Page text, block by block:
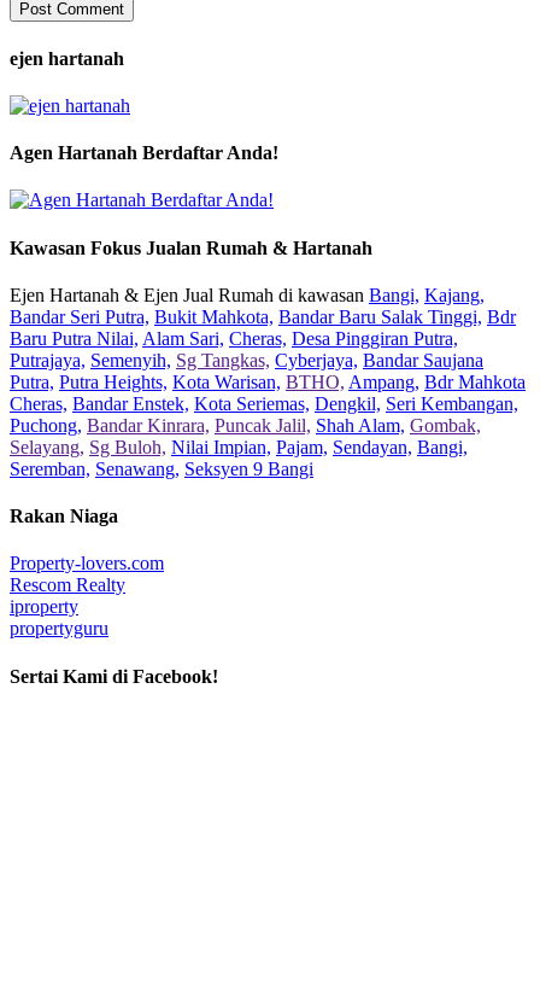
ejen hartanah
Agen Hartanah Berdaftar Anda!
Kawasan Fokus Jualan Rumah & Hartanah
Ejen Hartanah & Ejen Jual Rumah di kawasan Bangi, Kajang,
Bandar Seri Putra, Bukit Mahkota, Bandar Baru Salak Tinggi, Bdr
Baru Putra Nilai, Alam Sari, Cheras, Desa Pinggiran Putra,
Putrajaya, Semenyih, Sg Tangkas, Cyberjaya, Bandar Saujana
Putra, Putra Heights, Kota Warisan, BTHO, Ampang, Bdr Mahkota
Cheras, Bandar Enstek, Kota Seriemas, Dengkil, Seri Kembangan,
Puchong, Bandar Kinrara, Puncak Jalil, Shah Alam, Gombak,
Selayang, Sg Buloh, Nilai Impian, Pajam, Sendayan, Bangi,
Seremban, Senawang, Seksyen 9 Bangi
Rakan Niaga
Property-lovers.com
Rescom Realty
iproperty
propertyguru
Sertai Kami di Facebook!